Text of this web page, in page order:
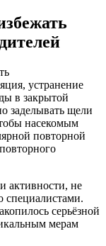
устранение
в закрытой
заделывать щели
насекомым
повторной
активности, не
специалистами.
серьёзной
мерам